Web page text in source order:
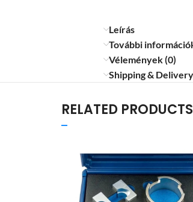
Leírás
További
Vélemények (0)
Shipping & Delivery
RELATED PRODUCTS